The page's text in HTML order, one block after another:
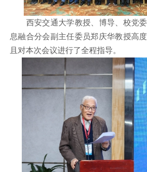
西安交通大学教授、博导、校党
息融合分会副主任委员郑庆华教授高
且对本次会议进行了全程指导。